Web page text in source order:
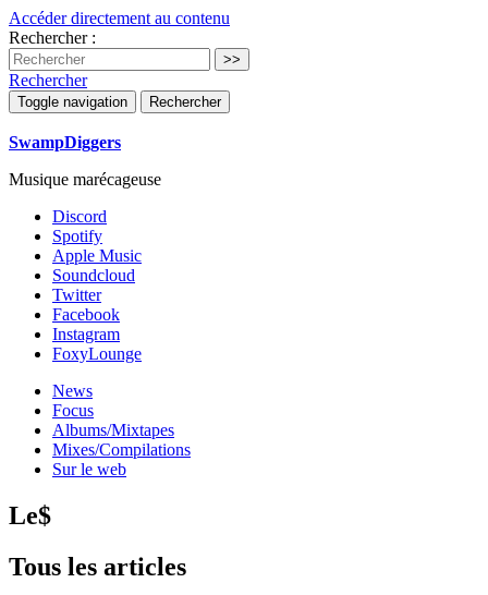
Accéder directement au contenu
Rechercher :
Rechercher
Toggle navigation Rechercher
SwampDiggers
Musique marécageuse
Discord
Spotify
Apple Music
Soundcloud
Twitter
Facebook
Instagram
FoxyLounge
News
Focus
Albums/Mixtapes
Mixes/Compilations
Sur le web
Le$
Tous les articles